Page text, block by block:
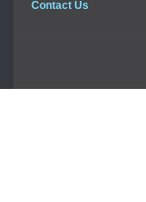
Contact Us